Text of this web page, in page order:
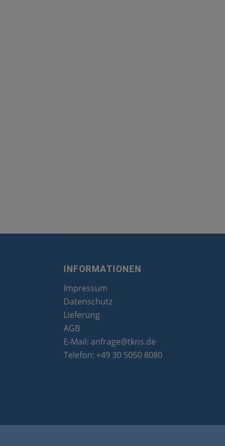
INFORMATIONEN
Impressum
Datenschutz
Lieferung
AGB
E-Mail: anfrage@tkns.de
Telefon: +49 30 5050 8080